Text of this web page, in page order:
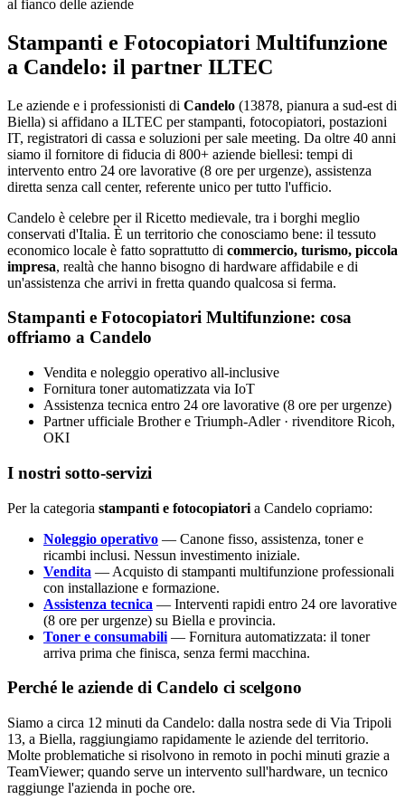
al fianco delle aziende
Stampanti e Fotocopiatori Multifunzione
a Candelo: il partner ILTEC
Le aziende e i professionisti di Candelo (13878, pianura a sud-est di
Biella) si affidano a ILTEC per stampanti, fotocopiatori, postazioni
IT, registratori di cassa e soluzioni per sale meeting. Da oltre 40 anni
siamo il fornitore di fiducia di 800+ aziende biellesi: tempi di
intervento entro 24 ore lavorative (8 ore per urgenze), assistenza
diretta senza call center, referente unico per tutto l'ufficio.
Candelo è celebre per il Ricetto medievale, tra i borghi meglio
conservati d'Italia. È un territorio che conosciamo bene: il tessuto
economico locale è fatto soprattutto di commercio, turismo, piccola
impresa, realtà che hanno bisogno di hardware affidabile e di
un'assistenza che arrivi in fretta quando qualcosa si ferma.
Stampanti e Fotocopiatori Multifunzione: cosa
offriamo a Candelo
Vendita e noleggio operativo all-inclusive
Fornitura toner automatizzata via IoT
Assistenza tecnica entro 24 ore lavorative (8 ore per urgenze)
Partner ufficiale Brother e Triumph-Adler · rivenditore Ricoh,
OKI
I nostri sotto-servizi
Per la categoria stampanti e fotocopiatori a Candelo copriamo:
Noleggio operativo — Canone fisso, assistenza, toner e
ricambi inclusi. Nessun investimento iniziale.
Vendita — Acquisto di stampanti multifunzione professionali
con installazione e formazione.
Assistenza tecnica — Interventi rapidi entro 24 ore lavorative
(8 ore per urgenze) su Biella e provincia.
Toner e consumabili — Fornitura automatizzata: il toner
arriva prima che finisca, senza fermi macchina.
Perché le aziende di Candelo ci scelgono
Siamo a circa 12 minuti da Candelo: dalla nostra sede di Via Tripoli
13, a Biella, raggiungiamo rapidamente le aziende del territorio.
Molte problematiche si risolvono in remoto in pochi minuti grazie a
TeamViewer; quando serve un intervento sull'hardware, un tecnico
raggiunge l'azienda in poche ore.